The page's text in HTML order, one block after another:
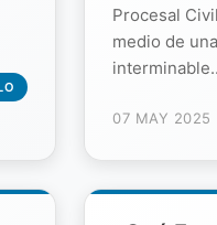
Procesal
medio de
07 MAY 2025